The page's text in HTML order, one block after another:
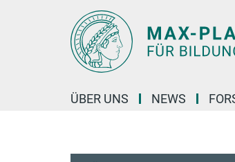
ÜBER UNS NEWS